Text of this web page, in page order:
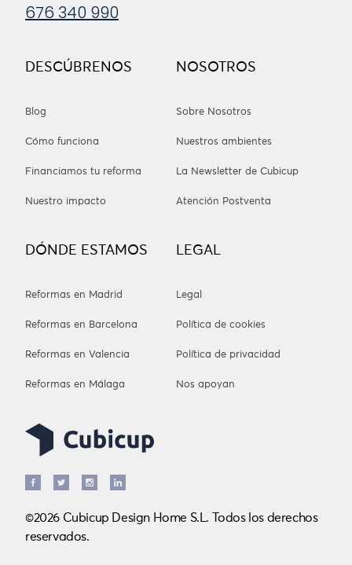
DESCÚBRENOS
Blog
Cómo funciona
Financiamos tu reforma
Nuestro impacto
NOSOTROS
Sobre Nosotros
Nuestros ambientes
La Newsletter de Cubicup
Atención Postventa
DÓNDE ESTAMOS
Reformas en Madrid
Reformas en Barcelona
Reformas en Valencia
Reformas en Málaga
LEGAL
Legal
Política de cookies
Política de privacidad
Nos apoyan
676 340 990
©2026 Cubicup Design Home S.L. Todos los derechos
reservados.